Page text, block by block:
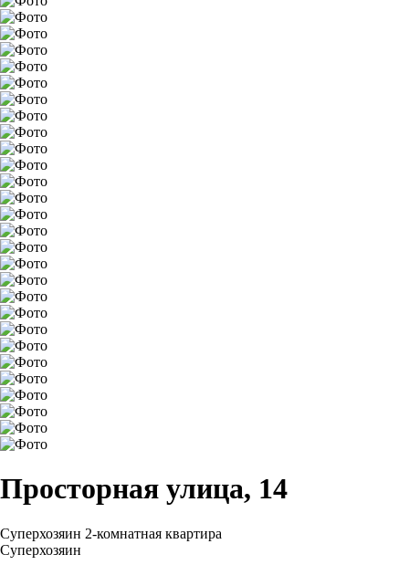
Просторная улица, 14
Суперхозяин 2-комнатная квартира
Суперхозяин